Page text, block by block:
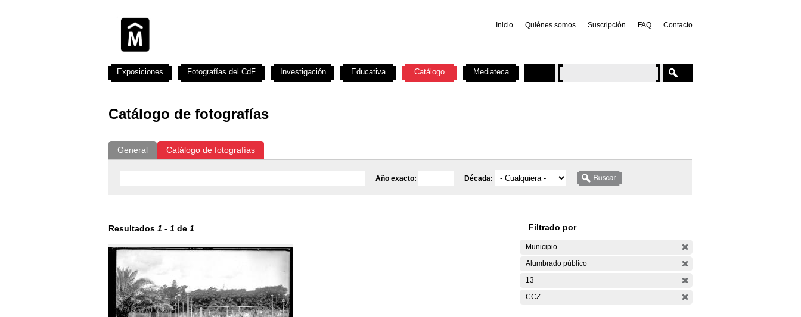
Inicio Quiénes somos Suscripción FAQ Contacto
Catálogo de fotografías
General Catálogo de fotografías
Año exacto: Década:
Resultados 1 - 1 de 1 Filtrado por
Municipio
Alumbrado público
13
CCZ
Exposiciones Fotografías del CdF Investigación Educativa Catálogo Mediateca